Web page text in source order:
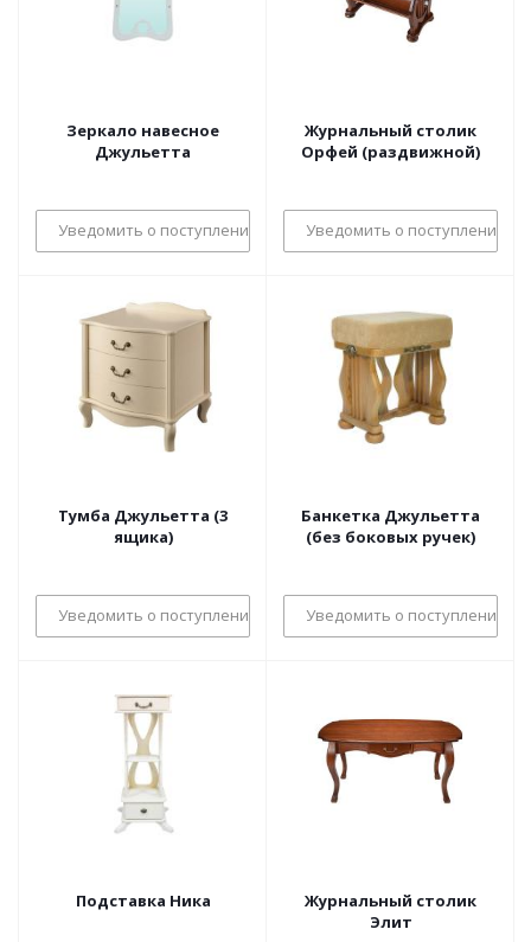
Зеркало навесное
Джульетта
Уведомить о поступлении
Журнальный столик
Орфей (раздвижной)
Уведомить о поступлении
Тумба Джульетта (3
ящика)
Уведомить о поступлении
Банкетка Джульетта
(без боковых ручек)
Уведомить о поступлении
Подставка Ника
Журнальный столик
Элит